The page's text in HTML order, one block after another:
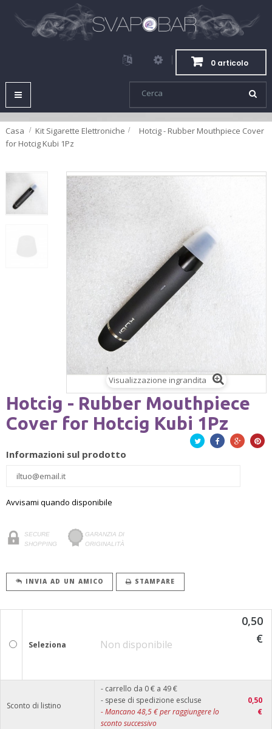
0 articolo
Navigazione
Toggle
Casa Kit Sigarette Elettroniche >
Hotcig - Rubber Mouthpiece Cover
for Hotcig Kubi 1Pz
Visualizzazione ingrandita
Hotcig - Rubber Mouthpiece
Cover for Hotcig Kubi 1Pz
Twitta FacebookGoogle+
Informazioni sul prodotto
Avvisami quando disponibile
SECURE
SHOPPING
GARANZIA DI
ORIGINALITÀ
INVIA AD UN AMICO STAMPARE
Seleziona Non disponibile
0,50
€
Sconto di listino
- carrello da 0 € a 49 €
- spese di spedizione escluse
-Mancano48,5€ per raggiungere lo
sconto successivo
0,50
€